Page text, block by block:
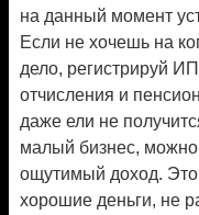
на данный момент
Если не хочешь на
дело, регистрируй
отчисления и
даже ели не
малый бизнес,
ощутимый доход. Это
хорошие деньги, не